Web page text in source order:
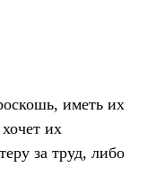
иметь их
их
за труд, либо